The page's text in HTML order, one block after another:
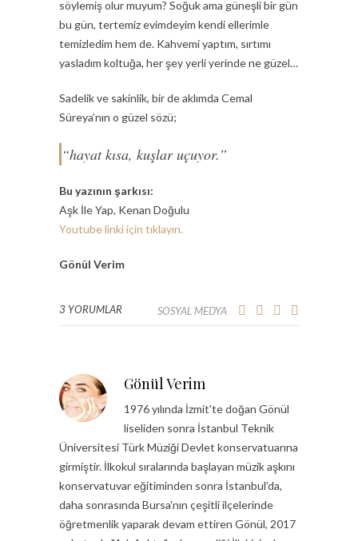
söylemiş olur muyum? Soğuk ama güneşli bir gün
bu gün, tertemiz evimdeyim kendi ellerimle
temizledim hem de. Kahvemi yaptım, sırtımı
yasladım koltuğa, her şey yerli yerinde ne güzel…
Sadelik ve sakinlik, bir de aklımda Cemal
Süreya’nın o güzel sözü;
“hayat kısa, kuşlar uçuyor.”
Bu yazının şarkısı:
Aşk İle Yap, Kenan Doğulu
Youtube linki için tıklayın.
Gönül Verim
3 YORUMLAR SOSYAL MEDYA
Gönül Verim
1976 yılında İzmit'te doğan Gönül
liseliden sonra İstanbul Teknik
Üniversitesi Türk Müziği Devlet konservatuarına
girmiştir. İlkokul sıralarında başlayan müzik aşkını
konservatuvar eğitiminden sonra İstanbul’da,
daha sonrasında Bursa'nın çeşitli ilçelerinde
öğretmenlik yaparak devam ettiren Gönül, 2017